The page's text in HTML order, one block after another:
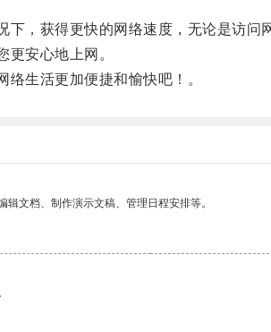
获得更快的网络速度，无论是访问
安心地上网。
生活更加便捷和愉快吧！。
文档、制作演示文稿、管理日程安排等。